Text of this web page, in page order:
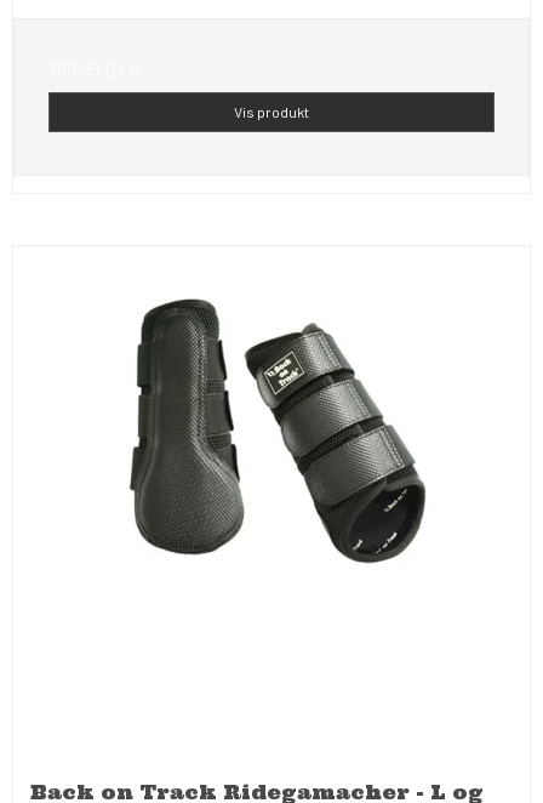
Vis produkt
Back on Track Ridegamacher - L og